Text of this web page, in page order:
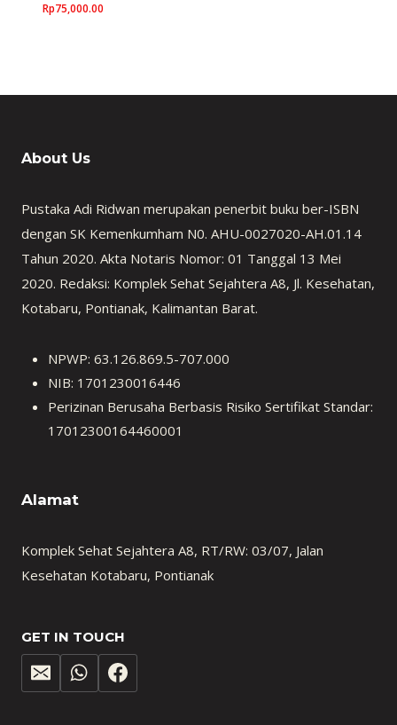
Rp75,000.00
About Us
Pustaka Adi Ridwan merupakan penerbit buku ber-ISBN
dengan SK Kemenkumham N0. AHU-0027020-AH.01.14
Tahun 2020. Akta Notaris Nomor: 01 Tanggal 13 Mei
2020. Redaksi: Komplek Sehat Sejahtera A8, Jl. Kesehatan,
Kotabaru, Pontianak, Kalimantan Barat.
NPWP: 63.126.869.5-707.000
NIB: 1701230016446
Perizinan Berusaha Berbasis Risiko Sertifikat Standar:
17012300164460001
Alamat
Komplek Sehat Sejahtera A8, RT/RW: 03/07, Jalan
Kesehatan Kotabaru, Pontianak
GET IN TOUCH